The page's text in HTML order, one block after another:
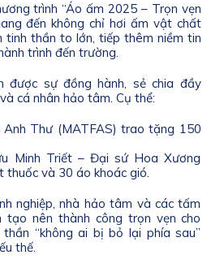
trình “Áo ấm 2025 – Trọn vẹn
đến không chỉ hơi ấm vật chất
tinh thần to lớn, tiếp thêm niềm tin
trình đến trường.
được sự đồng hành, sẻ chia đầy
cá nhân hảo tâm. Cụ thể:
Thư (MATFAS) trao tặng 150
Minh Triết – Đại sứ Hoa Xương
thuốc và 30 áo khoác gió.
nghiệp, nhà hảo tâm và các tấm
nên thành công trọn vẹn cho
“không ai bị bỏ lại phía sau”
thế.